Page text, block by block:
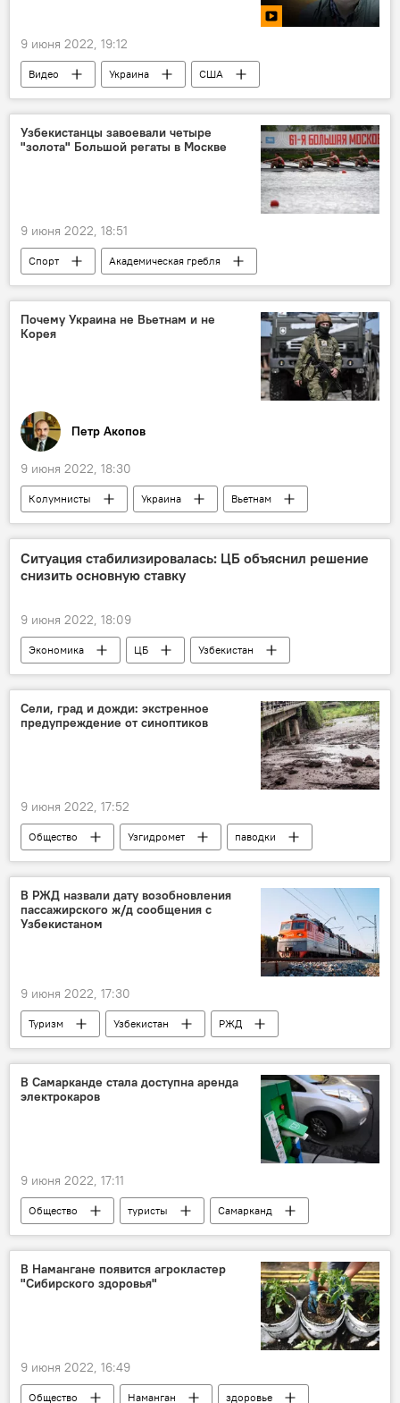
9 июня 2022, 19:12
Видео Украина США
Узбекистанцы завоевали четыре
"золота" Большой регаты в Москве
9 июня 2022, 18:51
Спорт
Академическая гребля
медали
Москва
Почему Украина не Вьетнам и не
Корея
Петр Акопов
9 июня 2022, 18:30
Колумнисты Украина
Вьетнам
Северная Корея
Афганистан
Ситуация стабилизировалась: ЦБ объяснил решение
снизить основную ставку
9 июня 2022, 18:09
Экономика ЦБ
Узбекистан
основная ставка
инфляция
Сели, град и дожди: экстренное
предупреждение от синоптиков
9 июня 2022, 17:52
Общество Узгидромет паводки
В РЖД назвали дату возобновления
пассажирского ж/д сообщения с
Узбекистаном
9 июня 2022, 17:30
Туризм Узбекистан
РЖД
Поезд
В Самарканде стала доступна аренда
электрокаров
9 июня 2022, 17:11
Общество туристы
Самарканд
электромобиль
В Намангане появится агрокластер
"Сибирского здоровья"
9 июня 2022, 16:49
Общество Наманган
здоровье